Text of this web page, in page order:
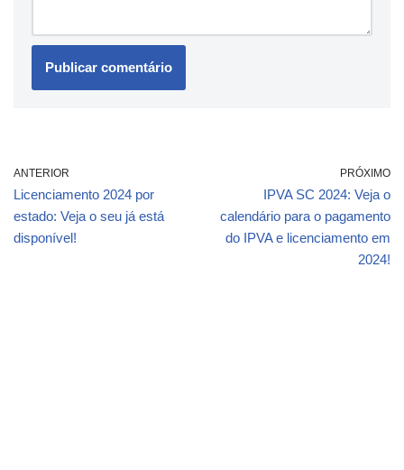
ANTERIOR
Licenciamento 2024 por
estado: Veja o seu já está
disponível!
PRÓXIMO
IPVA SC 2024: Veja o
calendário para o pagamento
do IPVA e licenciamento em
2024!